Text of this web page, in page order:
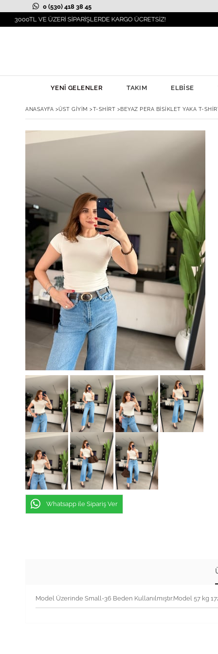
0 (530) 418 38 45
VE ÜZERİ SİPARİŞLERDE KARGO ÜCRETSİZ!
YENİ GELENLER TAKIM ELBİSE
ANASAYFA >ÜST GİYİM >T-SHİRT >BEYAZ PERA BISIKLET YAKA T-
Whatsapp ile Sipariş Ver
Model Üzerinde Small-36 Beden Kullanılmıştır.Model 57 kg